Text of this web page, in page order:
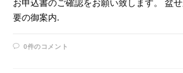
お申込書のご確認をお願い致します。 盆
要の御案内.
0件のコメント